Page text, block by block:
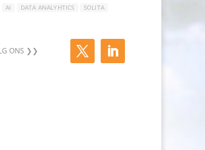
AI DATA ANALYHTICS SOLITA